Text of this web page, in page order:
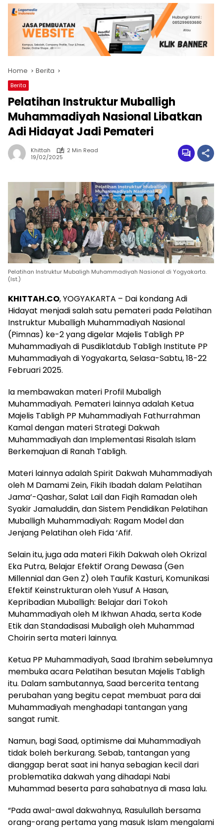
Home Berita
Berita
Pelatihan Instruktur Muballigh
Muhammadiyah Nasional Libatkan
Adi Hidayat Jadi Pemateri
Khittah
2 Min Read
19/02/2025
Pelatihan Instruktur Mubaligh Muhammadiyah Nasional di Yogyakarta.
(Ist.)
KHITTAH.CO, YOGYAKARTA – Dai kondang Adi
Hidayat menjadi salah satu pemateri pada Pelatihan
Instruktur Muballigh Muhammadiyah Nasional
(Pimnas) ke-2 yang digelar Majelis Tabligh PP
Muhammadiyah di Pusdiklatdub Tabligh Institute PP
Muhammadiyah di Yogyakarta, Selasa-Sabtu, 18-22
Februari 2025.
Ia membawakan materi Profil Mubaligh
Muhammadiyah. Pemateri lainnya adalah Ketua
Majelis Tabligh PP Muhammadiyah Fathurrahman
Kamal dengan materi Strategi Dakwah
Muhammadiyah dan Implementasi Risalah Islam
Berkemajuan di Ranah Tabligh.
Materi lainnya adalah Spirit Dakwah Muhammadiyah
oleh M Damami Zein, Fikih Ibadah dalam Pelatihan
Jama’-Qashar, Salat Lail dan Fiqih Ramadan oleh
Syakir Jamaluddin, dan Sistem Pendidikan Pelatihan
Muballigh Muhammadiyah: Ragam Model dan
Jenjang Pelatihan oleh Fida ‘Afif.
Selain itu, juga ada materi Fikih Dakwah oleh Okrizal
Eka Putra, Belajar Efektif Orang Dewasa (Gen
Millennial dan Gen Z) oleh Taufik Kasturi, Komunikasi
Efektif Keinstrukturan oleh Yusuf A Hasan,
Kepribadian Muballigh: Belajar dari Tokoh
Muhammadiyah oleh M Ikhwan Ahada, serta Kode
Etik dan Standadisasi Mubaligh oleh Muhammad
Choirin serta materi lainnya.
Ketua PP Muhammadiyah, Saad Ibrahim sebelumnya
membuka acara Pelatihan besutan Majelis Tabligh
itu. Dalam sambutannya, Saad bercerita tentang
perubahan yang begitu cepat membuat para dai
Muhammadiyah menghadapi tantangan yang
sangat rumit.
Namun, bagi Saad, optimisme dai Muhammadiyah
tidak boleh berkurang. Sebab, tantangan yang
dianggap berat saat ini hanya sebagian kecil dari
problematika dakwah yang dihadapi Nabi
Muhammad beserta para sahabatnya di masa lalu.
“Pada awal-awal dakwahnya, Rasulullah bersama
orang-orang pertama yang masuk Islam mengalami